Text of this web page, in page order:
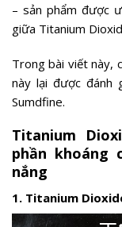
– sản phẩm được
giữa Titanium
Trong bài viết này,
này lại được đánh
Sumdfine.
Titanium
phần khoáng
nắng
1. Titanium